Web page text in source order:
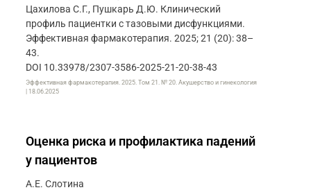
Цахилова С.Г., Пушкарь Д.Ю. Клинический
профиль пациентки с тазовыми дисфункциями.
Эффективная фармакотерапия. 2025; 21 (20): 38–
43.
DOI 10.33978/2307-3586-2025-21-20-38-43
Эффективная фармакотерапия. 2025. Том 21. № 20. Акушерство и гинекология
| 18.06.2025
Оценка риска и профилактика падений
у пациентов
А.Е. Слотина